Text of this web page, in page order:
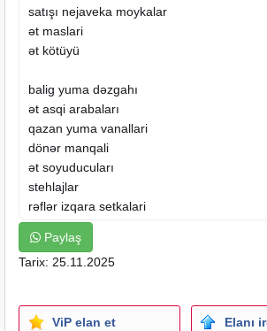
satışı nejaveka moykalar
ət maslari
ət kötüyü
balig yuma dəzgahı
ət asqi arabaları
qazan yuma vanallari
dönər manqali
ət soyuducuları
stehlajlar
rəflər izqara setkalari
zontiklər daşıma arabası paslanmaz
balig yuma.dəzgahi
tərəvəz yuma vanasi
ət masaları
soyuducu dolablar
Paylaş
Tarix: 25.11.2025
ViP elan et Elanı